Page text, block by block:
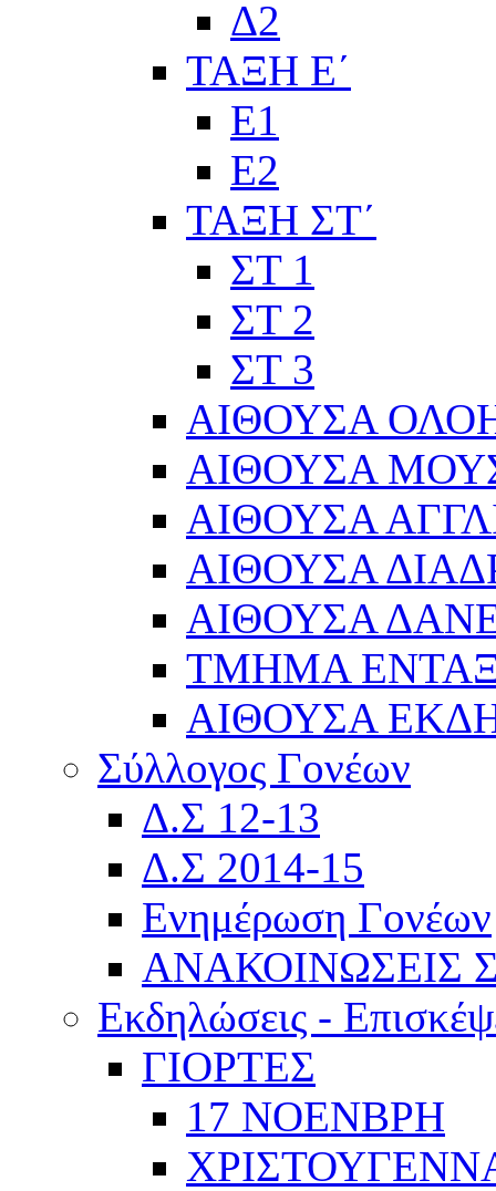
Δ2
ΤΑΞΗ Ε΄
Ε1
Ε2
ΤΑΞΗ ΣΤ΄
ΣΤ 1
ΣΤ 2
ΣΤ 3
ΑΙΘΟΥΣΑ
ΑΙΘΟΥΣΑ
ΑΙΘΟΥΣΑ
ΑΙΘΟΥΣΑ
ΑΙΘΟΥΣΑ
ΤΜΗΜΑ
ΑΙΘΟΥΣΑ
Σύλλογος Γονέων
Δ.Σ 12-13
Δ.Σ 2014-15
Ενημέρωση Γονέων
ΑΝΑΚΟΙΝΩΣΕΙΣ
Εκδηλώσεις -
ΓΙΟΡΤΕΣ
17 ΝΟΕΝΒΡΗ